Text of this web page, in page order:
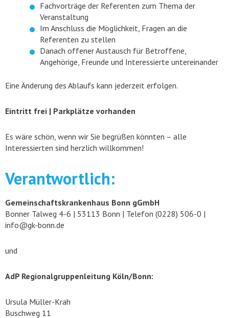
Fachvorträge der Referenten zum Thema der
Veranstaltung
Im Anschluss die Möglichkeit, Fragen an die
Referenten zu stellen
Danach offener Austausch für Betroffene,
Angehörige, Freunde und Interessierte untereinander
Eine Änderung des Ablaufs kann jederzeit erfolgen.
Eintritt frei | Parkplätze vorhanden
Es wäre schön, wenn wir Sie begrüßen könnten – alle
Interessierten sind herzlich willkommen!
Verantwortlich:
Gemeinschaftskrankenhaus Bonn gGmbH
Bonner Talweg 4-6 | 53113 Bonn | Telefon (0228) 506-0 |
info@gk-bonn.de
und
AdP Regionalgruppenleitung Köln/Bonn:
Ursula Müller-Krah
Buschweg 11